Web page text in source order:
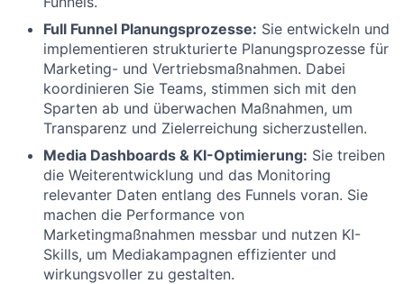
Full Funnel Planungsprozesse: Sie entwickeln und
implementieren strukturierte Planungsprozesse für
Marketing- und Vertriebsmaßnahmen. Dabei
koordinieren Sie Teams, stimmen sich mit den
Sparten ab und überwachen Maßnahmen, um
Transparenz und Zielerreichung sicherzustellen.
Media Dashboards & KI-Optimierung: Sie treiben
die Weiterentwicklung und das Monitoring
relevanter Daten entlang des Funnels voran. Sie
machen die Performance von
Marketingmaßnahmen messbar und nutzen KI-
Skills, um Mediakampagnen effizienter und
wirkungsvoller zu gestalten.